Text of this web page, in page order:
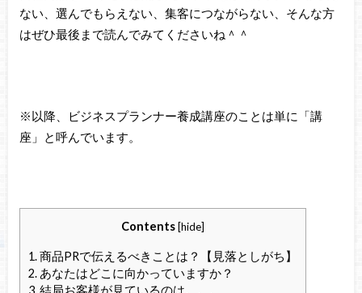
ない、選んでもらえない、集客につながらない、そんな方
はぜひ最後まで読んでみてくださいね＾＾
※以降、ビジネスプランナー養成講座のことは単に「講
座」と呼んでいます。
Contents [hide]
1.商品PRで伝えるべきことは？【見落としがち】
2.あなたはどこに向かっていますか？